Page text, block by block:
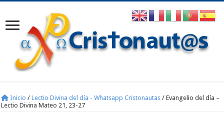
Inicio / Lectio Divina del día - Whatsapp Cristonautas / Evangelio del día –
Lectio Divina Mateo 21, 23-27